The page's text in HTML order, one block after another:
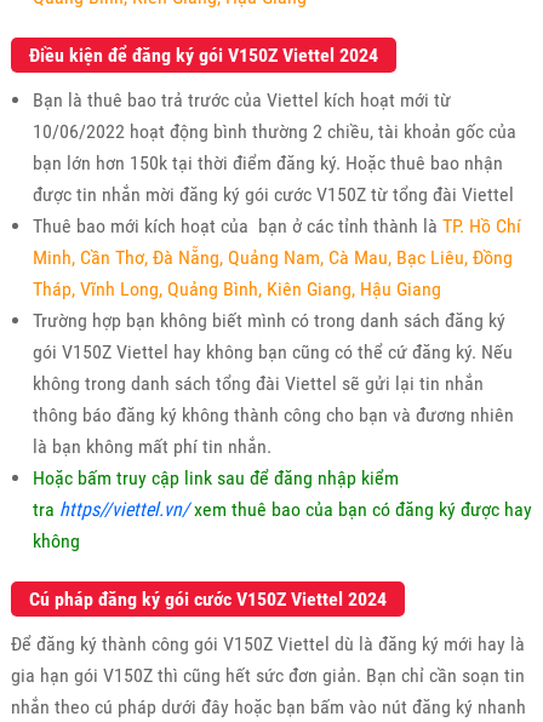
Điều kiện để đăng ký gói V150Z Viettel 2024
Bạn là thuê bao trả trước của Viettel kích hoạt mới từ
10/06/2022 hoạt động bình thường 2 chiều, tài khoản gốc của
bạn lớn hơn 150k tại thời điểm đăng ký. Hoặc thuê bao nhận
được tin nhắn mời đăng ký gói cước V150Z từ tổng đài Viettel
Thuê bao mới kích hoạt của bạn ở các tỉnh thành là TP. Hồ Chí
Minh, Cần Thơ, Đà Nẵng, Quảng Nam, Cà Mau, Bạc Liêu, Đồng
Tháp, Vĩnh Long, Quảng Bình, Kiên Giang, Hậu Giang
Trường hợp bạn không biết mình có trong danh sách đăng ký
gói V150Z Viettel hay không bạn cũng có thể cứ đăng ký. Nếu
không trong danh sách tổng đài Viettel sẽ gửi lại tin nhắn
thông báo đăng ký không thành công cho bạn và đương nhiên
là bạn không mất phí tin nhắn.
Hoặc bấm truy cập link sau để đăng nhập kiểm
tra https//viettel.vn/xem thuê bao của bạn có đăng ký được hay
không
Cú pháp đăng ký gói cước V150Z Viettel 2024
Để đăng ký thành công gói V150Z Viettel dù là đăng ký mới hay là
gia hạn gói V150Z thì cũng hết sức đơn giản. Bạn chỉ cần soạn tin
nhắn theo cú pháp dưới đây hoặc bạn bấm vào nút đăng ký nhanh